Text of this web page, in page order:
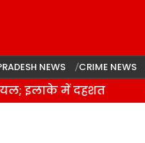
NEWS CRIME NEWS
इलाके में दहशत